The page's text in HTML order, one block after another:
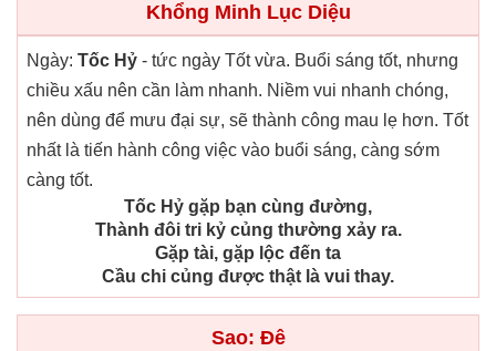
Khổng Minh Lục Diệu
Ngày: Tốc Hỷ - tức ngày Tốt vừa. Buổi sáng tốt, nhưng
chiều xấu nên cần làm nhanh. Niềm vui nhanh chóng,
nên dùng để mưu đại sự, sẽ thành công mau lẹ hơn. Tốt
nhất là tiến hành công việc vào buổi sáng, càng sớm
càng tốt.
Tốc Hỷ gặp bạn cùng đường,
Thành đôi tri kỷ củng thường xảy ra.
Gặp tài, gặp lộc đến ta
Cầu chi củng được thật là vui thay.
Sao: Đê